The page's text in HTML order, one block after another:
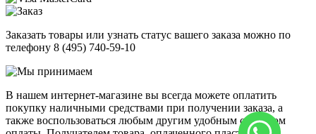
Заказать товары или узнать статус вашего заказа можно по
телефону 8 (495) 740-59-10
В нашем интернет-магазине вы всегда можете оплатить
покупку наличными средствами при получении заказа, а
также воспользоваться любым другим удобным способом